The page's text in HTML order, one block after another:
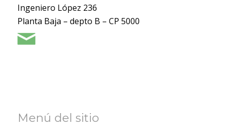
Ingeniero López 236
Planta Baja – depto B – CP 5000
Menú del sitio